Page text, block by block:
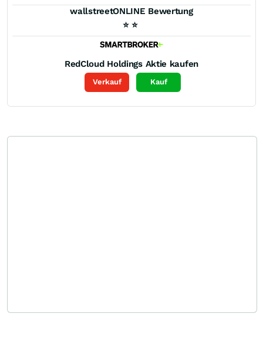
wallstreetONLINE Bewertung
⭐ ⭐
RedCloud Holdings Aktie kaufen
Verkauf Kauf